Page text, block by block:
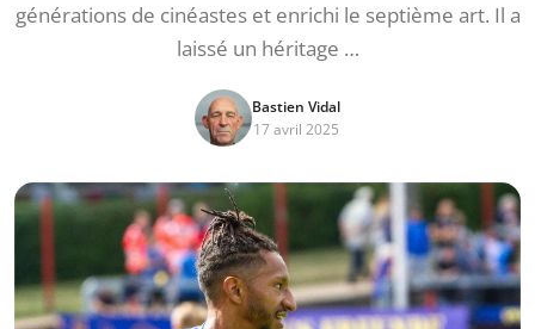
générations de cinéastes et enrichi le septième art. Il a
laissé un héritage …
Bastien Vidal
17 avril 2025